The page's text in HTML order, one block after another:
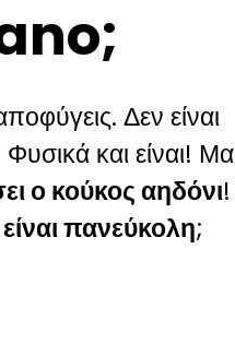
Δεν είναι
και είναι! Μα
ο κούκος αηδόνι!
πανεύκολη;